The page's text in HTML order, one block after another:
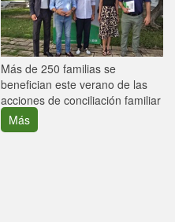
Más de 250 familias se
benefician este verano de las
acciones de conciliación familiar
Más